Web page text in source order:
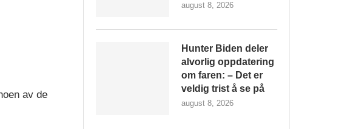
av de
august 8, 2026
Hunter Biden deler
alvorlig oppdatering
om faren: – Det er
veldig trist å se på
august 8, 2026